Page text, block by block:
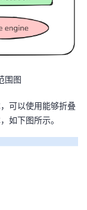
围图
可以使用能够折叠
如下图所示。